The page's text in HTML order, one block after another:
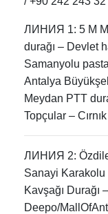
ЛИНИЯ 1: 5 M
durağı – Devlet
Samanyolu
Antalya
Meydan PTT
Topçular –
ЛИНИЯ 2:
Sanayi Karakolu
Kavşağı Durağı
Deepo/